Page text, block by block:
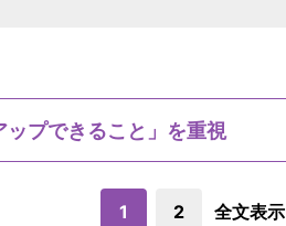
プできること」を重視
1 2 全文表示